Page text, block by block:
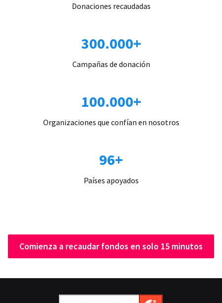
Donaciones recaudadas
300.000+
Campañas de donación
100.000+
Organizaciones que confían en nosotros
96+
Países apoyados
Comienza a recaudar fondos en solo 15 minutos